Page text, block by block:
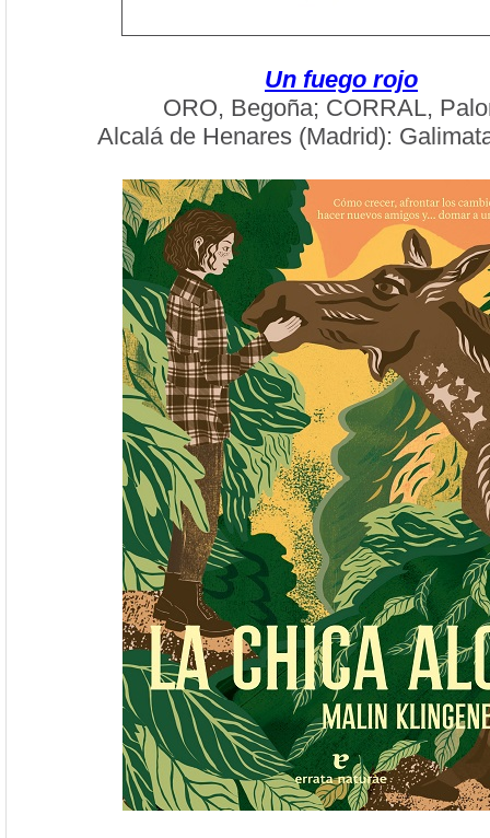
Un fuego rojo
ORO, Begoña; CORRAL,
Alcalá de Henares (Madrid):